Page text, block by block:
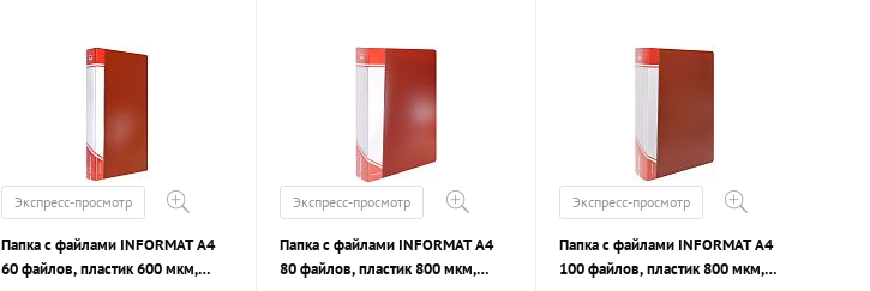
Экспресс-просмотр
Папка с файлами INFORMAT А4
60 файлов, пластик 600 мкм,
Экспресс-просмотр
Папка с файлами INFORMAT А4
80 файлов, пластик 800 мкм,
Экспресс-просмотр
Папка с файлами INFORMAT А4
100 файлов, пластик 800 мкм,